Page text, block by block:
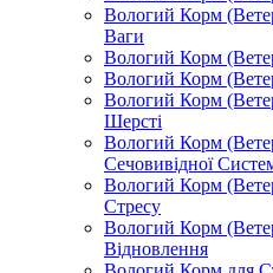
Вологий Корм
Ваги
Вологий Корм
Вологий Корм
Вологий Корм
Шерсті
Вологий Корм
Сечовивідної
Вологий Корм
Стресу
Вологий Корм
Відновлення